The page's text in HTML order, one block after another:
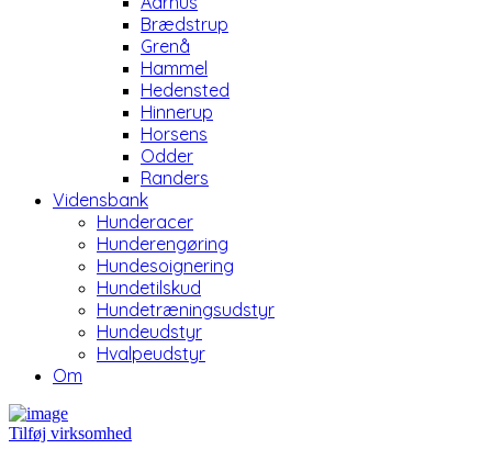
Brædstrup
Grenå
Hammel
Hedensted
Hinnerup
Horsens
Odder
Randers
Vidensbank
Hunderacer
Hunderengøring
Hundesoignering
Hundetilskud
Hundetræningsudstyr
Hundeudstyr
Hvalpeudstyr
Om
Tilføj virksomhed